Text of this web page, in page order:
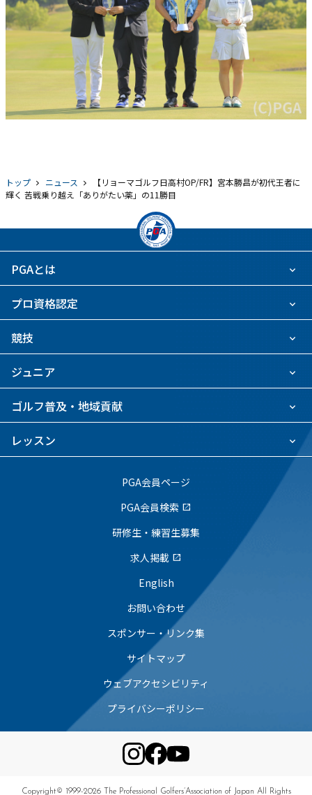
トップ ニュース
【リョーマゴルフ日高村OP/FR】宮本勝昌が初代王者に
輝く 苦戦乗り越え「ありがたい薬」の11勝目
PGAとは
プロ資格認定
競技
ジュニア
ゴルフ普及・地域貢献
レッスン
PGA会員ページ
PGA会員検索 open_in_new
研修生・練習生募集
求人掲載 open_in_new
English
お問い合わせ
スポンサー・リンク集
サイトマップ
ウェブアクセシビリティ
プライバシーポリシー
Copyright© 1999-2026 The Professional Golfers’Association of Japan All Rights